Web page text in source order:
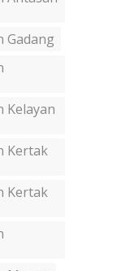
Gadang
Kelayan
Kertak
Kertak